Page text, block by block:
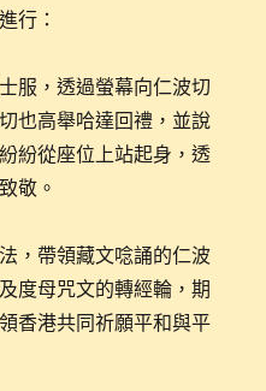
行：
服，透過螢幕向仁波切
也高舉哈達回禮，並說
紛從座位上站起身，透
敬。
，帶領藏文唸誦的仁波
度母咒文的轉經輪，期
香港共同祈願平和與平